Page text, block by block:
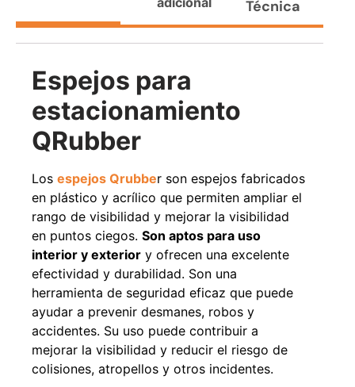
Técnica
Espejos para
estacionamiento
QRubber
Los espejos Qrubber son espejos fabricados
en plástico y acrílico que permiten ampliar el
rango de visibilidad y mejorar la visibilidad
en puntos ciegos. Son aptos para uso
interior y exterior y ofrecen una excelente
efectividad y durabilidad. Son una
herramienta de seguridad eficaz que puede
ayudar a prevenir desmanes, robos y
accidentes. Su uso puede contribuir a
mejorar la visibilidad y reducir el riesgo de
colisiones, atropellos y otros incidentes.
Pasto sintético ornamental
Importado USA: Paradise
densidad 42mm Rollo
4,57*15,24mts
$1.427.544
Leer más
Apilador manual ancho
ajustable Capacidad 1tn Lev.
$ 1.875.535
$1.167.990
Agregar al carrito